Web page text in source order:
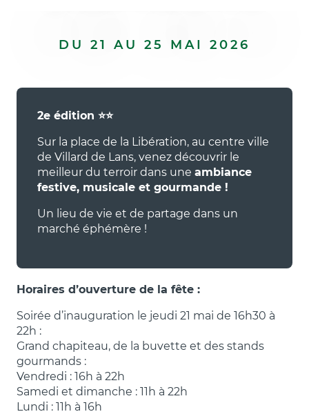
DU 21 AU 25 MAI 2026
2e édition ⭐⭐
Sur la place de la Libération, au centre ville
de Villard de Lans, venez découvrir le
meilleur du terroir dans une ambiance
festive, musicale et gourmande !
Un lieu de vie et de partage dans un
marché éphémère !
Horaires d’ouverture de la fête :
Soirée d’inauguration le jeudi 21 mai de 16h30 à
22h :
Grand chapiteau, de la buvette et des stands
gourmands :
Vendredi : 16h à 22h
Samedi et dimanche : 11h à 22h
Lundi : 11h à 16h